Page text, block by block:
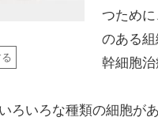
つため
のある
幹細胞治
ろいろな種類の細胞が